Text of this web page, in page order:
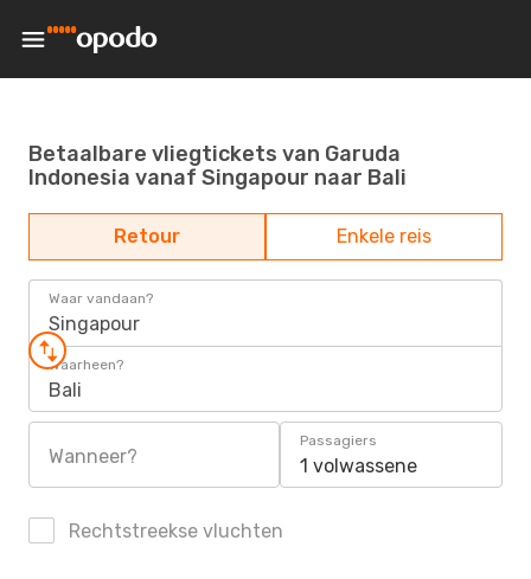
Betaalbare vliegtickets van Garuda
Indonesia vanaf Singapour naar Bali
Retour Enkele reis
Waar vandaan?
Singapour
Waarheen?
Bali
Wanneer?
Passagiers
1 volwassene
Rechtstreekse vluchten